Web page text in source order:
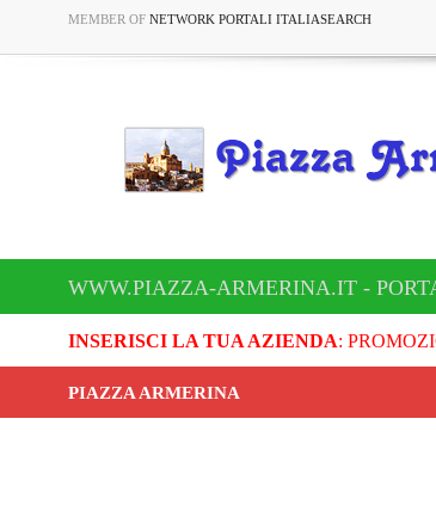
MEMBER OF NETWORK PORTALI ITALIASEARCH
WWW.PIAZZA-ARMERINA.IT -
INSERISCI LA TUA AZIENDA:
PIAZZA ARMERINA